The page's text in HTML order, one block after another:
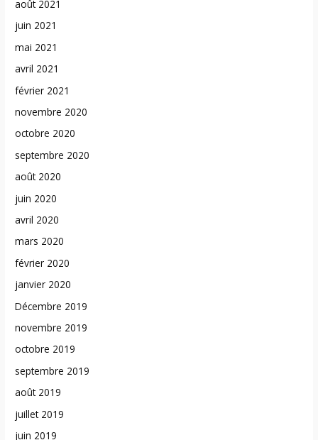
août 2021
juin 2021
mai 2021
avril 2021
février 2021
novembre 2020
octobre 2020
septembre 2020
août 2020
juin 2020
avril 2020
mars 2020
février 2020
janvier 2020
Décembre 2019
novembre 2019
octobre 2019
septembre 2019
août 2019
juillet 2019
juin 2019